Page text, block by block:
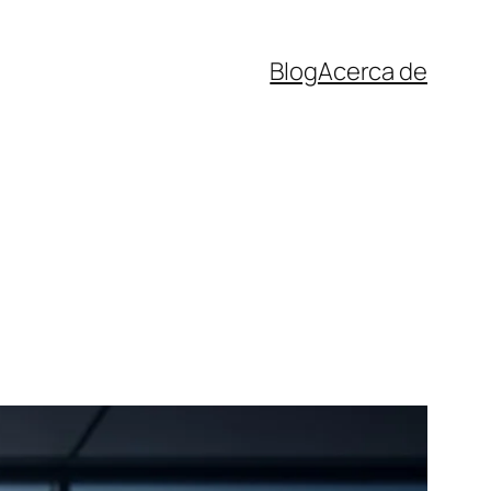
BlogAcerca de